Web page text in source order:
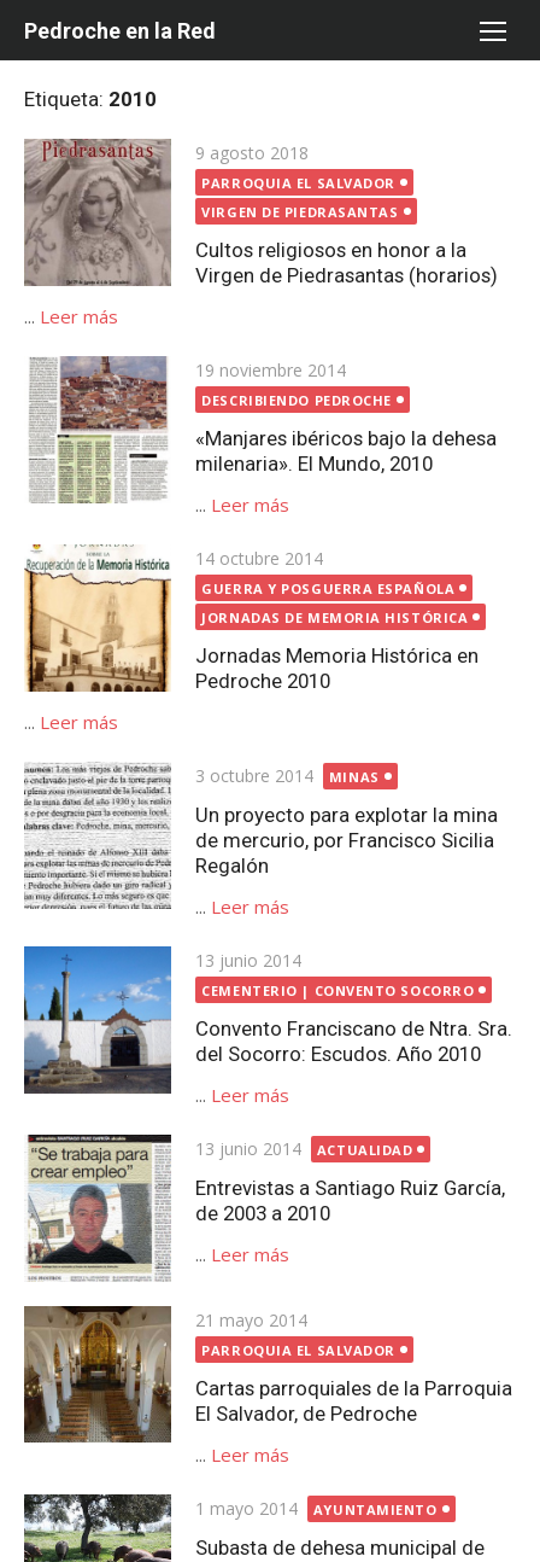
Pedroche en la Red
Etiqueta: 2010
Publicada
el
9 agosto 2018
PARROQUIA EL SALVADOR
VIRGEN DE PIEDRASANTAS
Cultos religiosos en honor a la
Virgen de Piedrasantas (horarios)
... Leer más
Publicada
el
19 noviembre 2014
DESCRIBIENDO PEDROCHE
«Manjares ibéricos bajo la dehesa
milenaria». El Mundo, 2010
... Leer más
Publicada
el
14 octubre 2014
GUERRA Y POSGUERRA ESPAÑOLA
JORNADAS DE MEMORIA HISTÓRICA
Jornadas Memoria Histórica en
Pedroche 2010
... Leer más
Publicada
el
3 octubre 2014 MINAS
Un proyecto para explotar la mina
de mercurio, por Francisco Sicilia
Regalón
... Leer más
Publicada
el
13 junio 2014
CEMENTERIO | CONVENTO SOCORRO
Convento Franciscano de Ntra. Sra.
del Socorro: Escudos. Año 2010
... Leer más
Publicada
el
13 junio 2014 ACTUALIDAD
Entrevistas a Santiago Ruiz García,
de 2003 a 2010
... Leer más
Publicada
el
21 mayo 2014
PARROQUIA EL SALVADOR
Cartas parroquiales de la Parroquia
El Salvador, de Pedroche
... Leer más
Publicada
el
1 mayo 2014 AYUNTAMIENTO
Subasta de dehesa municipal de